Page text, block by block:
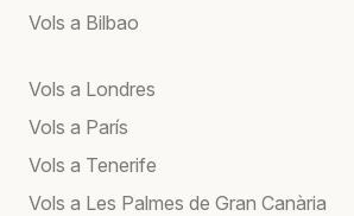
Vols a Bilbao
Vols a Londres
Vols a París
Vols a Tenerife
Vols a Les Palmes de Gran Canària